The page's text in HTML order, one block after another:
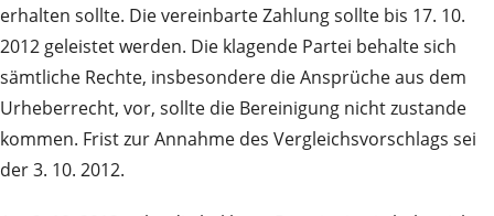
erhalten sollte. Die vereinbarte Zahlung sollte bis 17. 10.
2012 geleistet werden. Die klagende Partei behalte sich
sämtliche Rechte, insbesondere die Ansprüche aus dem
Urheberrecht, vor, sollte die Bereinigung nicht zustande
kommen. Frist zur Annahme des Vergleichsvorschlags sei
der 3. 10. 2012.